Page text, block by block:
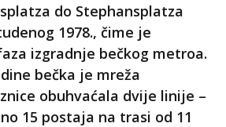
do Stephansplatza
1978., čime je
izgradnje bečkog metroa.
bečka je mreža
obuhvaćala dvije linije –
15 postaja na trasi od 11